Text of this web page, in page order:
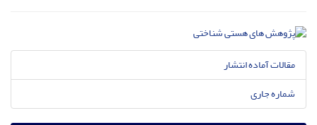
مقالات آماده انتشار
شماره جاری